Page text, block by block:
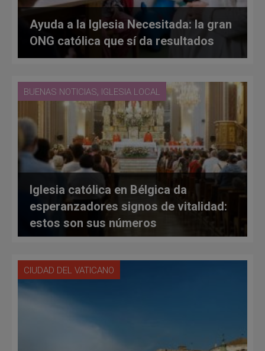
Ayuda a la Iglesia Necesitada: la gran
ONG católica que sí da resultados
BUENAS NOTICIAS, IGLESIA LOCAL
Iglesia católica en Bélgica da
esperanzadores signos de vitalidad:
estos son sus números
CIUDAD DEL VATICANO